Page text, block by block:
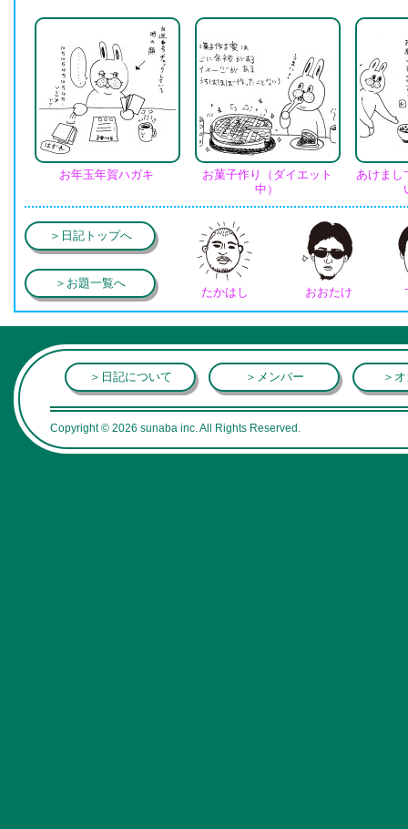
お年玉年賀ハガキ
お菓子作り（ダイエット
中）
あけまし
＞日記トップへ
＞お題一覧へ
たかはし おおたけ
＞日記について ＞メンバー ＞
Copyright © 2026 sunaba inc. All Rights Reserved.